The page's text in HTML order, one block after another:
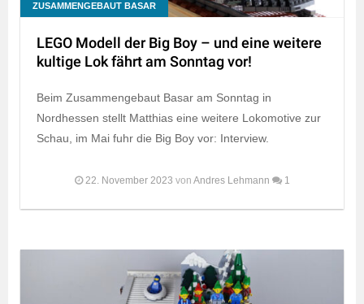
ZUSAMMENGEBAUT BASAR
LEGO Modell der Big Boy – und eine weitere
kultige Lok fährt am Sonntag vor!
Beim Zusammengebaut Basar am Sonntag in
Nordhessen stellt Matthias eine weitere Lokomotive zur
Schau, im Mai fuhr die Big Boy vor: Interview.
22. November 2023 von Andres Lehmann 1